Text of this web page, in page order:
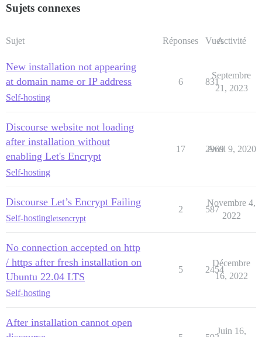
## TODO : Le serveur de messagerie SMTP utilisé
  DISCOURSE_SMTP_ADDRESS: smtpout.secureserver.net
  DISCOURSE_SMTP_USER_NAME: some@email.com
  DISCOURSE_SMTP_PASSWORD: "apassword"
#DISCOURSE_SMTP_ENABLE_START_TLS: true           #
## L'adresse CDN http ou https pour cette
## voir https://meta.discourse.org/t/14857 pour
#DISCOURSE_CDN_URL: https://discourse-
## Le conteneur Docker est sans état ; toutes les
  - volume:
      host: /var/discourse/shared/standalone
      guest: /shared
host: /var/discourse/shared/standalone/log/
      guest: /var/log
## Les plugins vont ici
hooks:
    - exec:
        cd: $home/plugins
Sujets connexes
Sujet Réponses VuesActivité
New installation not appearing
at domain name or IP address
Self-hosting
6 831
Septembre
21, 2023
Discourse website not loading
after installation without
enabling Let's Encrypt
Self-hosting
17 2969
Avril 9, 2020
Discourse Let’s Encrypt Failing
Self-hostingletsencrypt
2 587
Novembre 4,
2022
No connection accepted on http
/ https after fresh installation on
Ubuntu 22.04 LTS
Self-hosting
5 2454
Décembre
16, 2022
After installation cannot open
Juin 16,